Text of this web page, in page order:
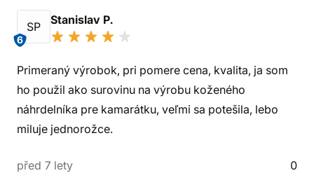
SP
6
Stanislav P.
Primeraný výrobok, pri pomere cena, kvalita, ja som
ho použil ako surovinu na výrobu koženého
náhrdelníka pre kamarátku, veľmi sa potešila, lebo
miluje jednorožce.
před 7 lety 0